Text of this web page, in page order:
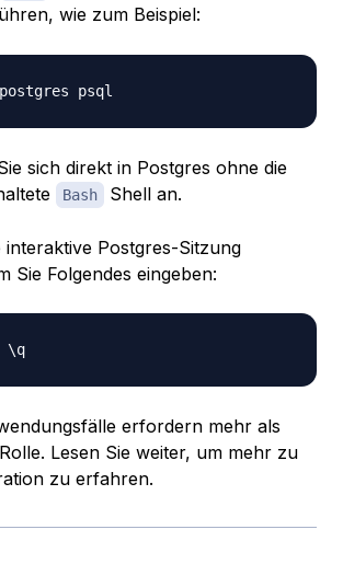
wie zum Beispiel:
sich direkt in Postgres ohne die
Bash Shell an.
interaktive Postgres-Sitzung
Sie Folgendes eingeben:
\
erfordern mehr als
Lesen Sie weiter, um mehr zu
zu erfahren.